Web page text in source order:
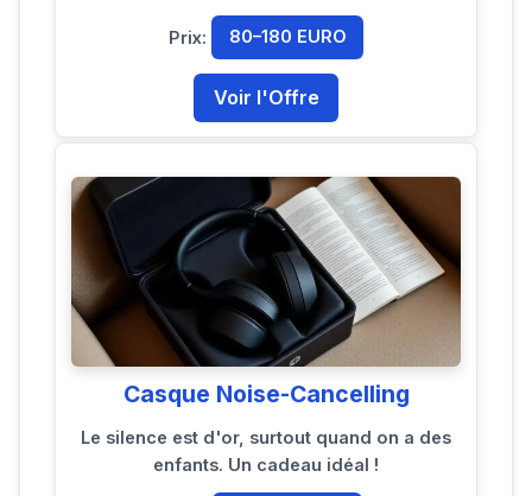
Prix: 80–180 EURO
Voir l'Offre
Casque Noise-Cancelling
Le silence est d'or, surtout quand on a des
enfants. Un cadeau idéal !